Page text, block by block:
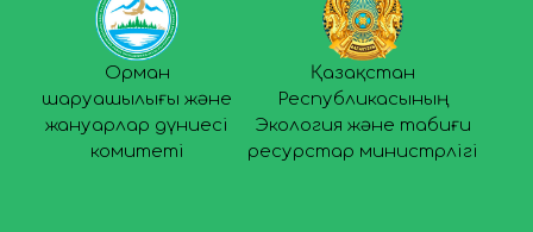
Орман
шаруашылығы және
жануарлар дүниесі
комитеті
Қазақстан
Республикасының
Экология және табиғи
ресурстар министрлігі